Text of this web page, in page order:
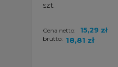
szt.
brutto: 18,81 zł
Cena netto: 15,29 zł